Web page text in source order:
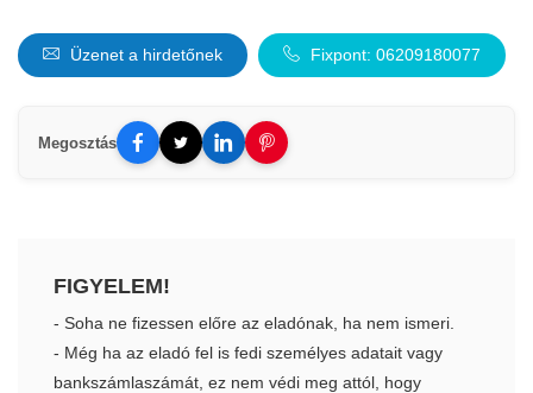
Üzenet a hirdetőnek Fixpont: 06209180077
Megosztás
FIGYELEM!
- Soha ne fizessen előre az eladónak, ha nem ismeri.
- Még ha az eladó fel is fedi személyes adatait vagy
bankszámlaszámát, ez nem védi meg attól, hogy